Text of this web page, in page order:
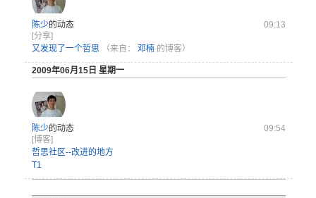
陈少的动态
09:13
[分享]
又发现了一个哲思
（来自： 邓楠 的博客）
2009年06月15日 星期一
陈少的动态
09:54
[博客]
哲思社区--改进的地方
T1